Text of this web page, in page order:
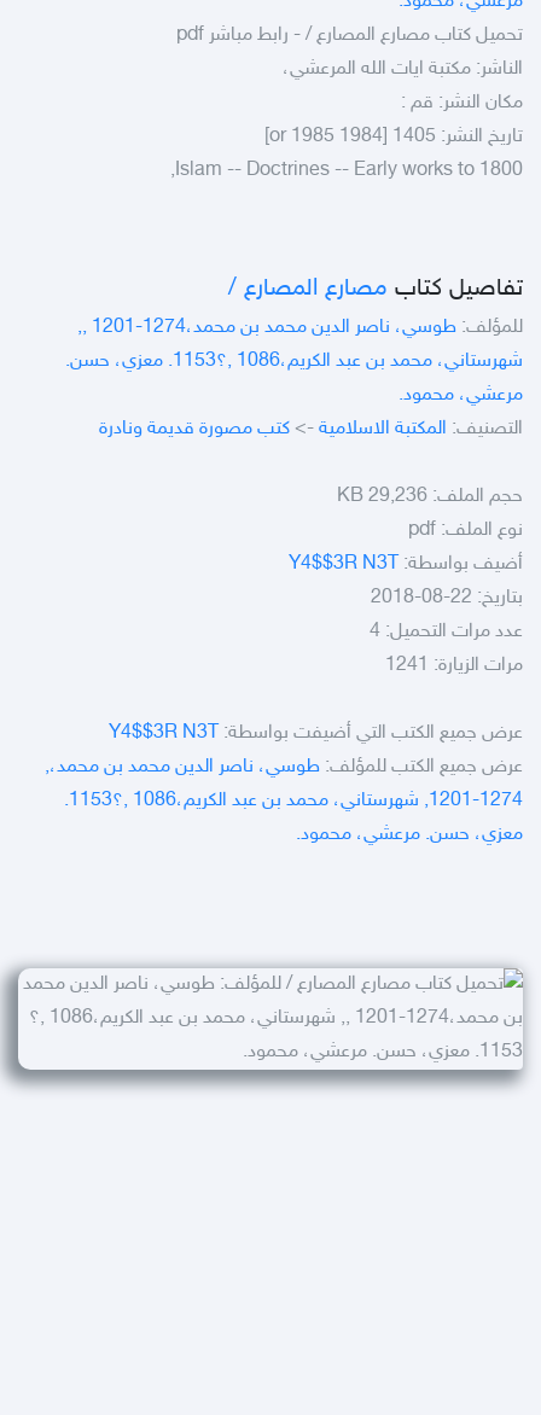
تحميل كتاب مصارع المصارع /‎‎‎ - رابط مباشر pdf
الناشر: مكتبة ايات الله المرعشي،
مكان النشر: قم :‎‎‎
تاريخ النشر: 1405 [1984 or 1985]
Islam -- Doctrines -- Early works to 1800,
تفاصيل كتاب مصارع المصارع /‎‎‎
للمؤلف:
طوسي، ناصر الدين محمد بن محمد،‎‎‎, 1201-1274,
شهرستاني، محمد بن عبد الكريم،‎‎‎, 1086؟1153. معزي، حسن.
مرعشي، محمود.
التصنيف: المكتبة الاسلامية -> كتب مصورة قديمة ونادرة
حجم الملف: 29,236 KB
نوع الملف: pdf
أضيف بواسطة: Y4$$3R N3T
بتاريخ: 22-08-2018
عدد مرات التحميل: 4
مرات الزيارة: 1241
عرض جميع الكتب التي أضيفت بواسطة: Y4$$3R N3T
عرض جميع الكتب للمؤلف:
طوسي، ناصر الدين محمد بن محمد،‎‎‎,
1201-1274, شهرستاني، محمد بن عبد الكريم،‎‎‎, 1086؟1153.
معزي، حسن. مرعشي، محمود.